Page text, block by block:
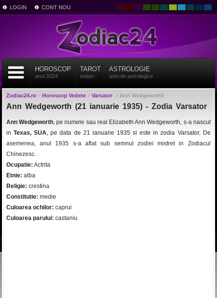
LOGIN CONT NOU
HOROSCOP
anul 2024
TAROT
etalari
ASTROLOGIE
articole astrologice
Zodiac24.ro> Horoscop Vedete> Varsator> Ann Wedgeworth
Ann Wedgeworth (21 ianuarie 1935) - Zodia Varsator
Ann Wedgeworth, pe numele sau real Elizabeth Ann Wedgeworth, s-a nascut
inTexas, SUA, pe data de 21 ianuarie 1935 si este in zodia Varsator. De
asemenea, anul 1935 s-a aflat sub semnul zodiei mistret in Zodiacul
Chinezesc.
Ocupatie: Actrita
Etnie: alba
Religie: crestina
Constitutie: medie
Culoarea ochilor: caprui
Culoarea parului: castaniu